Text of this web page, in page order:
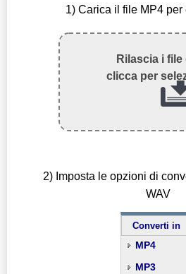
1) Carica il file MP4 per
Rilascia i file
clicca per
2) Imposta le opzioni di
WAV
Converti in
MP4
MP3